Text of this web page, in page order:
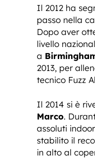
Il 2012 ha
passo nella
Dopo aver
livello
a
2013, per
tecnico Fuzz
Il 2014 si è
Marco.
assoluti
stabilito il
in alto al